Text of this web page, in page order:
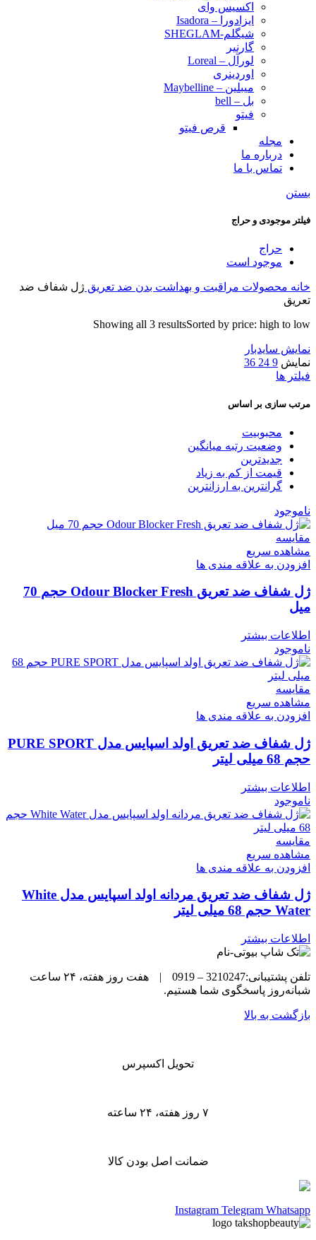
اکسیس وای
ایزادورا – Isadora
شیگلم-SHEGLAM
گارنیر
لورآل – Loreal
اوردینری
میبلین – Maybelline
بل – bell
فیتو
قرص فیتو
مجله
درباره ما
تماس با ما
بستن
فیلتر موجودی و حراج
حراج
موجود است
خانه محصولات مراقبت و بهداشت بدن ضد تعریق ژل شفاف ضد
تعریق
Showing all 3 resultsSorted by price: high to low
نمایش سایدبار
نمایش 9
24
36
فیلتر ها
مرتب سازی بر اساس
محبوبیت
وضعیت رتبه میانگین
جدیدترین
قیمت از کم به زیاد
گرانترین به ارزانترین
ناموجود
مقایسه
مشاهده سریع
افزودن به علاقه مندی ها
ژل شفاف ضد تعریق Odour Blocker Fresh حجم 70
میل
اطلاعات بیشتر
ناموجود
مقایسه
مشاهده سریع
افزودن به علاقه مندی ها
ژل شفاف ضد تعریق اولد اسپایس مدل PURE SPORT
حجم 68 میلی لیتر
اطلاعات بیشتر
ناموجود
مقایسه
مشاهده سریع
افزودن به علاقه مندی ها
ژل شفاف ضد تعریق مردانه اولد اسپایس مدل White
Water حجم 68 میلی لیتر
اطلاعات بیشتر
تلفن پشتیبانی:3210247 – 0919 |
هفت روز هفته، ۲۴ ساعت
شبانه‌روز پاسخگوی شما هستیم.
بازگشت به بالا
تحویل اکسپرس
۷ روز هفته، ۲۴ ساعته
ضمانت اصل بودن کالا
Instagram Telegram Whatsapp